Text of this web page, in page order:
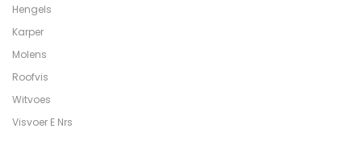
Hengels
Karper
Molens
Roofvis
Witvoes
Visvoer E Nrs